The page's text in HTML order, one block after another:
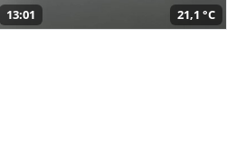
13:01 21,1 °C